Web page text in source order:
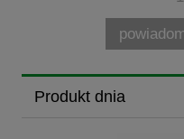
Produkt dnia